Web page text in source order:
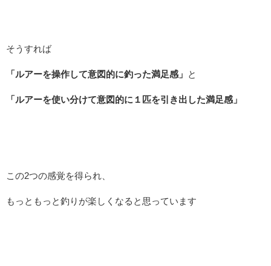
そうすれば
「ルアーを操作して意図的に釣った満足感」 と
「ルアーを使い分けて意図的に１匹を引き出した満足感」
この2つの感覚を得られ、
もっともっと釣りが楽しくなると思っています